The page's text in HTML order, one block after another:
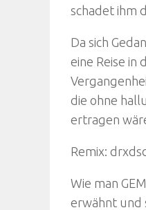
schadet ihm
Da sich
eine Reise in
die ohne
ertragen
Remix:
Wie man
erwähnt und